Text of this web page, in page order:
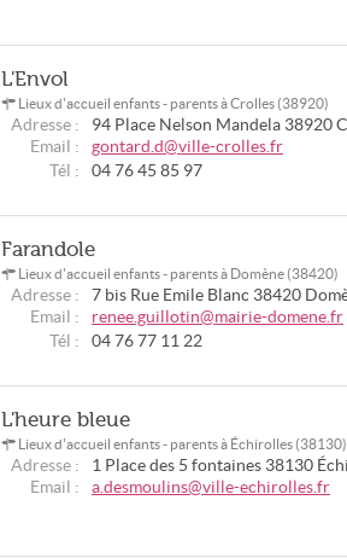
L'Envol
Lieux d'accueil enfants - parents à Crolles (38920)
Adresse : 94 Place Nelson Mandela 38920
Email :
gontard.d@ville-crolles.fr
Tél :
04 76 45 85 97
Farandole
Lieux d'accueil enfants - parents à Domène (38420)
Adresse : 7 bis Rue Emile Blanc 38420
Email :
renee.guillotin@mairie-domene.fr
Tél :
04 76 77 11 22
L'heure bleue
Lieux d'accueil enfants - parents à Échirolles (38130)
Adresse : 1 Place des 5 fontaines 38130
Email :
a.desmoulins@ville-echirolles.fr